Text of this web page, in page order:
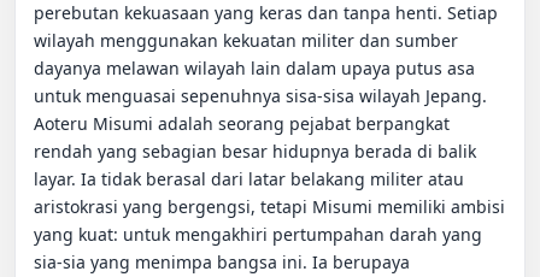
perebutan kekuasaan yang keras dan tanpa henti. Setiap
wilayah menggunakan kekuatan militer dan sumber
dayanya melawan wilayah lain dalam upaya putus asa
untuk menguasai sepenuhnya sisa-sisa wilayah Jepang.
Aoteru Misumi adalah seorang pejabat berpangkat
rendah yang sebagian besar hidupnya berada di balik
layar. Ia tidak berasal dari latar belakang militer atau
aristokrasi yang bergengsi, tetapi Misumi memiliki ambisi
yang kuat: untuk mengakhiri pertumpahan darah yang
sia-sia yang menimpa bangsa ini. Ia berupaya